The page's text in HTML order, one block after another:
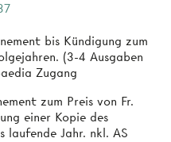
bis Kündigung zum
(3-4 Ausgaben
Zugang
zum Preis von Fr.
einer Kopie des
laufende Jahr. nkl. AS